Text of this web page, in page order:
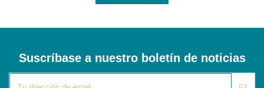
Suscríbase a nuestro boletín de noticias